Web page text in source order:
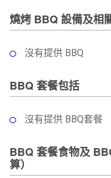
燒烤 BBQ 設備及相
沒有提供 BBQ
BBQ 套餐包括
沒有提供 BBQ套餐
BBQ 套餐食物及
算）